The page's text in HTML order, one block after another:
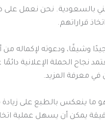
بالسعودية. نحن نعمل
قراراتهم.
وشيقًا، ودعوته لإكماله
نجاح الحملة الإعلانية
معرفة المزيد.
ما ينعكس بالطبع على
يمكن أن يسهل عملية